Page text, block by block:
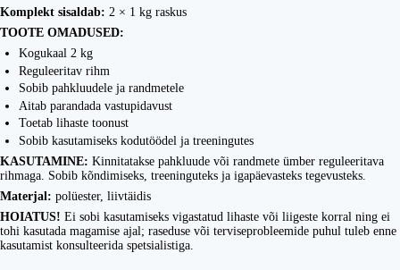
Komplekt sisaldab: 2 × 1 kg raskus
TOOTE OMADUSED:
Kogukaal 2 kg
Reguleeritav rihm
Sobib pahkluudele ja randmetele
Aitab parandada vastupidavust
Toetab lihaste toonust
Sobib kasutamiseks kodutöödel ja treeningutes
KASUTAMINE: Kinnitatakse pahkluude või randmete ümber reguleeritava
rihmaga. Sobib kõndimiseks, treeninguteks ja igapäevasteks tegevusteks.
Materjal: polüester, liivtäidis
HOIATUS! Ei sobi kasutamiseks vigastatud lihaste või liigeste korral ning ei
tohi kasutada magamise ajal; raseduse või terviseprobleemide puhul tuleb enne
kasutamist konsulteerida spetsialistiga.